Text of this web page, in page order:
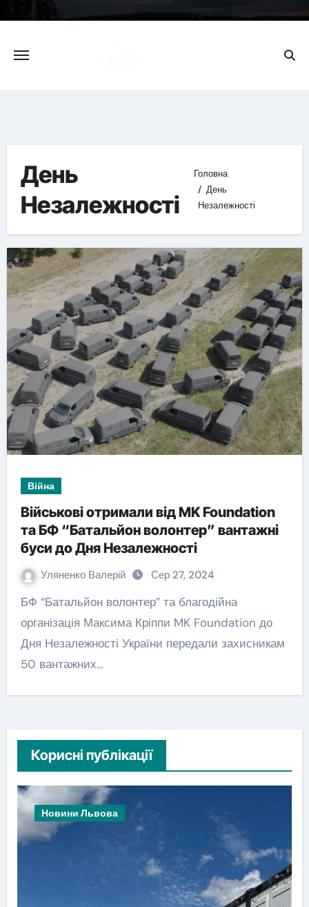
content
День
Незалежності
Головна
День
Незалежності
Війна
Військові отримали від MK Foundation
та БФ “Батальйон волонтер” вантажні
буси до Дня Незалежності
Уляненко Валерій Сер 27, 2024
БФ “Батальйон волонтер” та благодійна
організація Максима Кріппи MK Foundation до
Дня Незалежності України передали захисникам
50 вантажних…
Корисні публікації
Новини Львова